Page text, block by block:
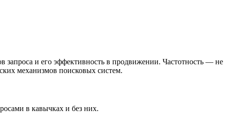
запроса и его эффективность в продвижении. Частотность — не
механизмов поисковых систем.
в кавычках и без них.